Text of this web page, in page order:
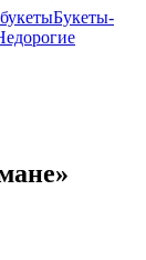
Букеты-